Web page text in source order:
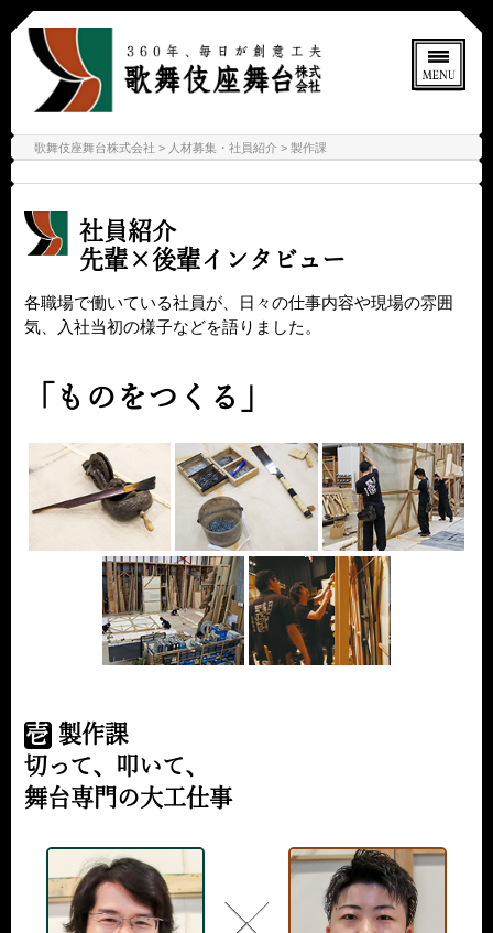
歌舞伎座舞台株式会社 人材募集・社員紹介 製作課
社員紹介
先輩×後輩インタビュー
各職場で働いている社員が、日々の仕事内容や現場の雰囲
気、入社当初の様子などを語りました。
「ものをつくる」
壱 製作課
切って、叩いて、
舞台専門の大工仕事